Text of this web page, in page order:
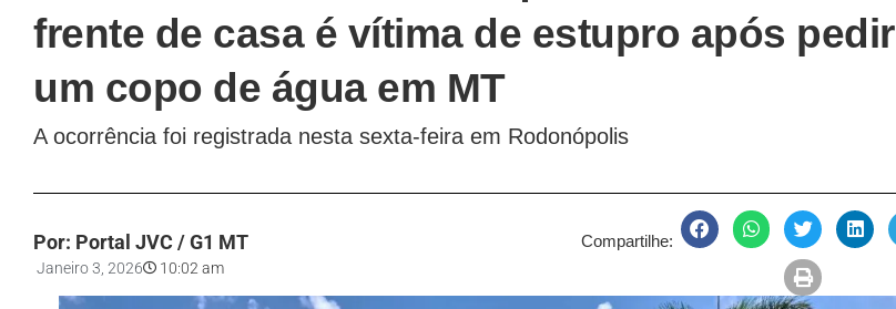
frente de casa é vítima de estupro após pedir
um copo de água em MT
A ocorrência foi registrada nesta sexta-feira em Rodonópolis
Por: Portal JVC / G1 MT
Janeiro 3, 2026 10:02 am
Compartilhe: